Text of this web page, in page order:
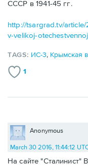
СССР в 1941-45 гг.
http://tsargrad.tv/
v-velikoj-
TAGS: ИС-3, Крымская
1
Anonymous
March 30 2016, 11:44:12
На сайте